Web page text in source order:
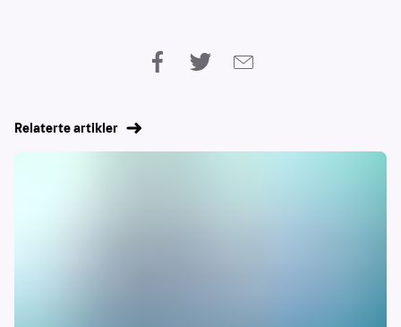
Relaterte artikler